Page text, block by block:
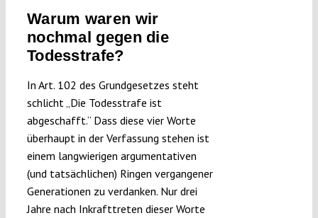
Warum waren wir
nochmal gegen die
Todesstrafe?
In Art. 102 des Grundgesetzes steht
schlicht „Die Todesstrafe ist
abgeschafft.“ Dass diese vier Worte
überhaupt in der Verfassung stehen ist
einem langwierigen argumentativen
(und tatsächlichen) Ringen vergangener
Generationen zu verdanken. Nur drei
Jahre nach Inkrafttreten dieser Worte